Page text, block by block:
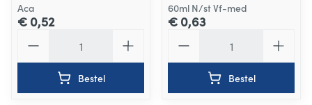
Aca
€ 0,52
Bestel
60ml N/st Vf-med
€ 0,63
Bestel